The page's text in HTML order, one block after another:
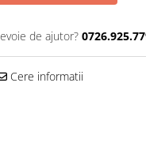
de ajutor?
Cere informatii